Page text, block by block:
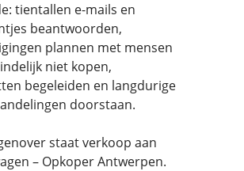
tientallen e-mails en
beantwoorden,
plannen met mensen
niet kopen,
begeleiden en langdurige
doorstaan.
staat verkoop aan
– Opkoper Antwerpen.